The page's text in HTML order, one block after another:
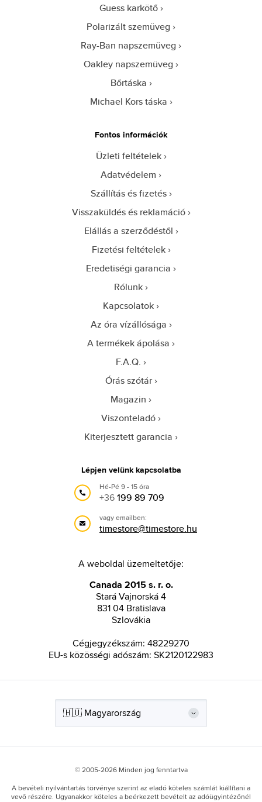
Guess karkötő
Polarizált szemüveg
Ray-Ban napszemüveg
Oakley napszemüveg
Bőrtáska
Michael Kors táska
Fontos információk
Üzleti feltételek
Adatvédelem
Szállítás és fizetés
Visszaküldés és reklamáció
Elállás a szerződéstől
Fizetési feltételek
Eredetiségi garancia
Rólunk
Kapcsolatok
Az óra vízállósága
A termékek ápolása
F.A.Q.
Órás szótár
Magazin
Viszonteladó
Kiterjesztett garancia
Lépjen velünk kapcsolatba
Hé-Pé 9 - 15 óra
+36199 89 709
vagy emailben:
timestore@timestore.hu
A weboldal üzemeltetője:
Canada 2015 s. r. o.
Stará Vajnorská 4
831 04 Bratislava
Szlovákia
Cégjegyzékszám: 48229270
EU-s közösségi adószám: SK2120122983
© 2005-2026 Minden jog fenntartva
A bevételi nyilvántartás törvénye szerint az eladó köteles számlát kiállítani a
vevő részére. Ugyanakkor köteles a beérkezett bevételt az adóügyintézőnél